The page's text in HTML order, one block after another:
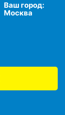
Ваш город:
Москва